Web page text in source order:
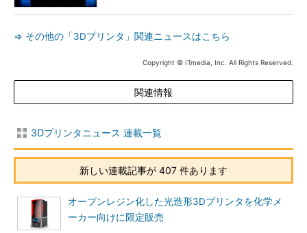
⇒ その他の「3Dプリンタ」関連ニュースはこちら
Copyright © ITmedia, Inc. All Rights Reserved.
関連情報
3Dプリンタニュース 連載一覧
新しい連載記事が 407 件あります
オープンレジン化した光造形3Dプリンタを化学メ
ーカー向けに限定販売